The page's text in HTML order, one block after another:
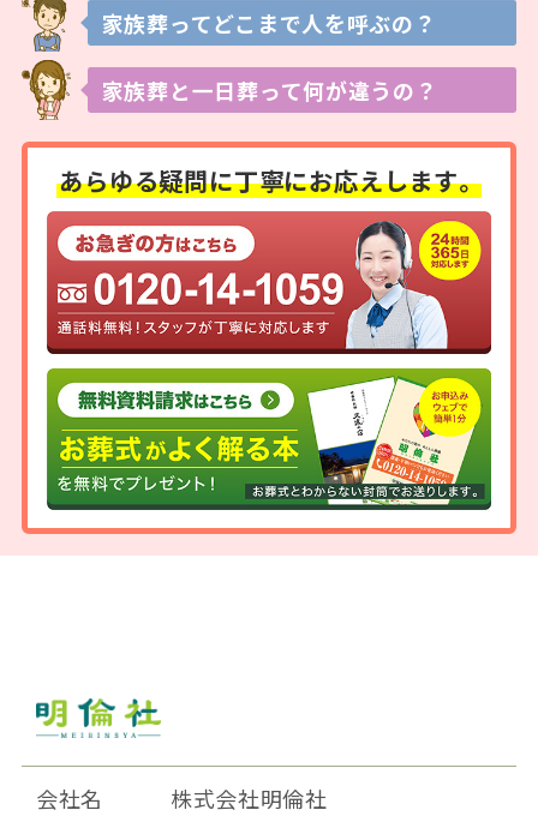
家族葬ってどこまで人を呼ぶの？
家族葬と一日葬って何が違うの？
あらゆる疑問に丁寧にお応えします。
会社名 株式会社明倫社